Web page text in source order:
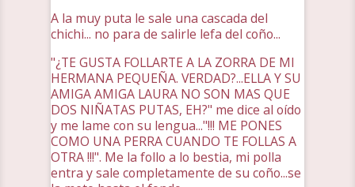
A la muy puta le sale una cascada del
chichi... no para de salirle lefa del coño...
"¿TE GUSTA FOLLARTE A LA ZORRA DE MI
HERMANA PEQUEÑA. VERDAD?...ELLA Y SU
AMIGA AMIGA LAURA NO SON MAS QUE
DOS NIÑATAS PUTAS, EH?" me dice al oído
y me lame con su lengua..."!!! ME PONES
COMO UNA PERRA CUANDO TE FOLLAS A
OTRA !!!". Me la follo a lo bestia, mi polla
entra y sale completamente de su coño...se